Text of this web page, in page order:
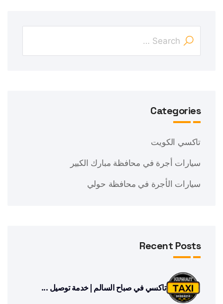
Categories
تاكسي الكويت
سيارات أجرة في محافظة مبارك الكبير
سيارات الأجرة في محافظة حولي
Recent Posts
تاكسي في صباح السالم | خدمة توصيل ...